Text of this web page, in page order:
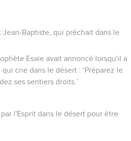
Baptiste, qui prêchait dans le
Esaïe avait annoncé lorsqu'il a
crie dans le désert : ‘Préparez le
ses sentiers droits.’
l'Esprit dans le désert pour être